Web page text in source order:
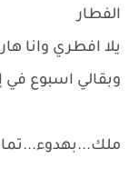
الفطار
يلا افطري وانا
وبقالي اسبوع في